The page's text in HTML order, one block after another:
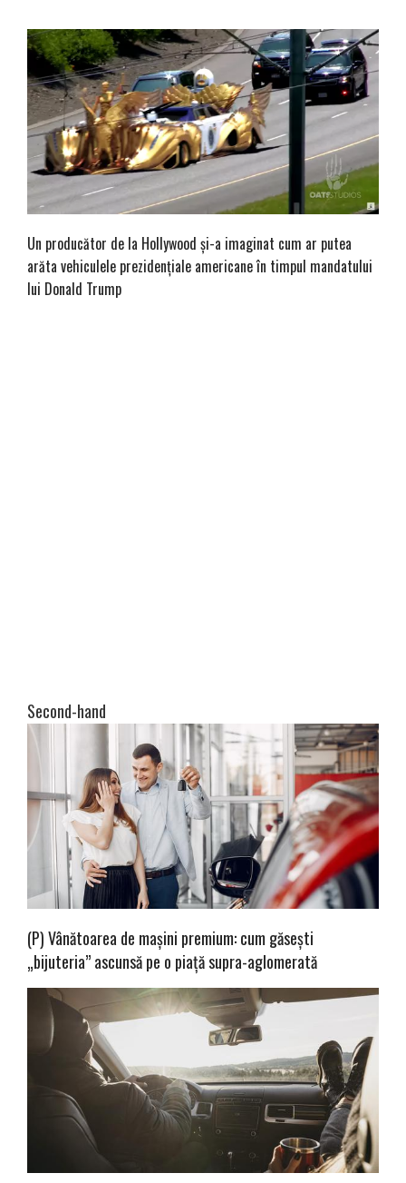
Un producător de la Hollywood și-a imaginat cum ar putea
arăta vehiculele prezidențiale americane în timpul mandatului
lui Donald Trump
Second-hand
(P) Vânătoarea de mașini premium: cum găsești
„bijuteria” ascunsă pe o piață supra-aglomerată